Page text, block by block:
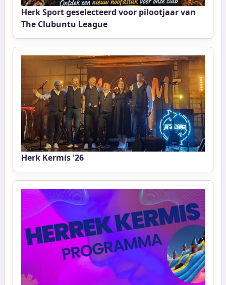
Herk Sport geselecteerd voor pilootjaar van
The Clubuntu League
Herk Kermis '26